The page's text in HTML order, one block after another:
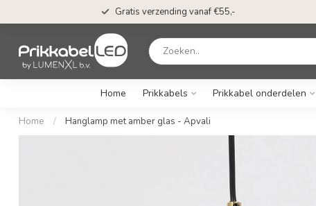
Gratis verzending vanaf €55,-
Home Prikkabels Prikkabel onderdelen
Home / Hanglamp met amber glas - Apvali